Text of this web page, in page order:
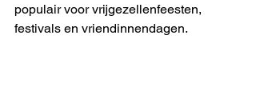
populair voor vrijgezellenfeesten,
festivals en vriendinnendagen.